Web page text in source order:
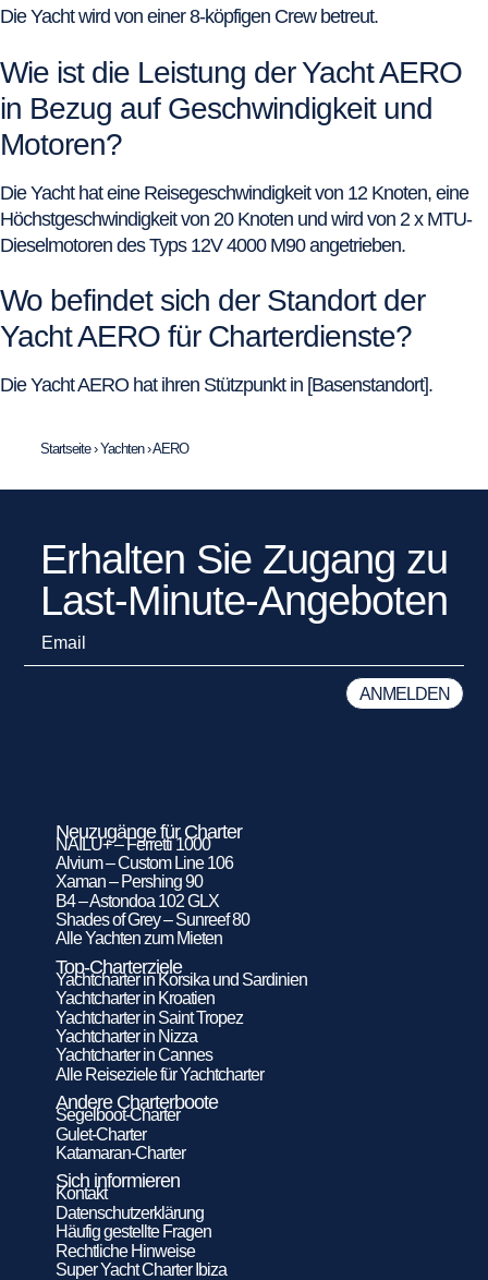
Die Yacht wird von einer 8-köpfigen Crew betreut.
Wie ist die Leistung der Yacht AERO
in Bezug auf Geschwindigkeit und
Motoren?
Die Yacht hat eine Reisegeschwindigkeit von 12 Knoten, eine
Höchstgeschwindigkeit von 20 Knoten und wird von 2 x MTU-
Dieselmotoren des Typs 12V 4000 M90 angetrieben.
Wo befindet sich der Standort der
Yacht AERO für Charterdienste?
Die Yacht AERO hat ihren Stützpunkt in [Basenstandort].
Startseite›Yachten›AERO
Erhalten Sie Zugang zu
Last-Minute-Angeboten
Neuzugänge für Charter
NAILU+ – Ferretti 1000
Alvium – Custom Line 106
Xaman – Pershing 90
B4 – Astondoa 102 GLX
Shades of Grey – Sunreef 80
Alle Yachten zum Mieten
Top-Charterziele
Yachtcharter in Korsika und Sardinien
Yachtcharter in Kroatien
Yachtcharter in Saint Tropez
Yachtcharter in Nizza
Yachtcharter in Cannes
Alle Reiseziele für Yachtcharter
Andere Charterboote
Segelboot-Charter
Gulet-Charter
Katamaran-Charter
Sich informieren
Kontakt
Datenschutzerklärung
Häufig gestellte Fragen
Rechtliche Hinweise
Super Yacht Charter Ibiza